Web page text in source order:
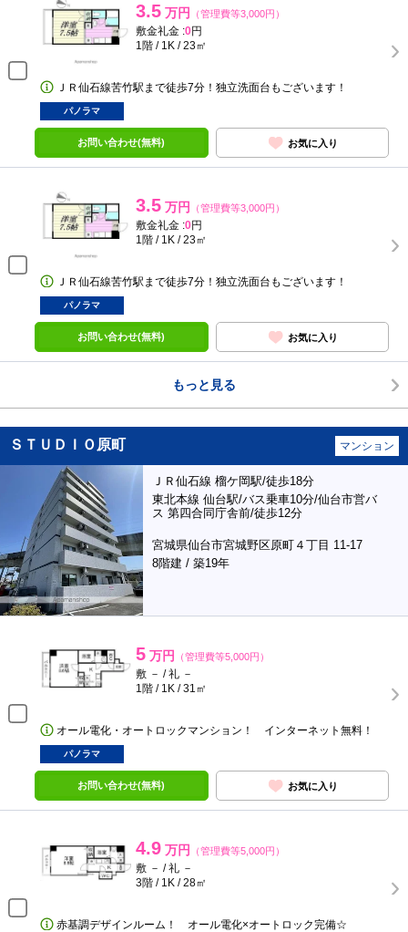
3.5 万円 （管理費等3,000円）
敷金礼金 :0円
1階 / 1K / 23㎡
ＪＲ仙石線苦竹駅まで徒歩7分！独立洗面台もございます！
パノラマ
お問い合わせ(無料) お気に入り
3.5 万円 （管理費等3,000円）
敷金礼金 :0円
1階 / 1K / 23㎡
ＪＲ仙石線苦竹駅まで徒歩7分！独立洗面台もございます！
パノラマ
お問い合わせ(無料) お気に入り
もっと見る
ＳＴＵＤＩＯ原町 マンション
ＪＲ仙石線 榴ケ岡駅/徒歩18分
東北本線 仙台駅/バス乗車10分/仙台市営バ
ス 第四合同庁舎前/徒歩12分
宮城県仙台市宮城野区原町４丁目 11-17
8階建 / 築19年
5 万円 （管理費等5,000円）
敷 － / 礼 －
1階 / 1K / 31㎡
オール電化・オートロックマンション！ インターネット無料！
パノラマ
お問い合わせ(無料) お気に入り
4.9 万円 （管理費等5,000円）
敷 － / 礼 －
3階 / 1K / 28㎡
赤基調デザインルーム！ オール電化×オートロック完備☆